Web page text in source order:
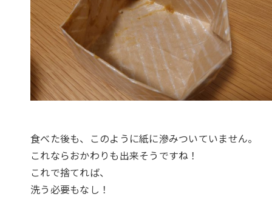
食べた後も、このように紙に滲みついていません。
これならおかわりも出来そうですね！
これで捨てれば、
洗う必要もなし！